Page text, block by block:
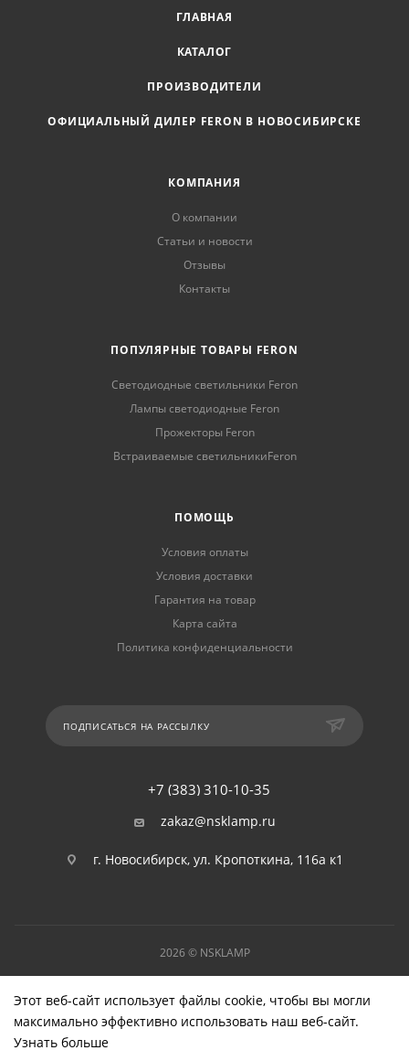
ГЛАВНАЯ
КАТАЛОГ
ПРОИЗВОДИТЕЛИ
ОФИЦИАЛЬНЫЙ ДИЛЕР FERON В НОВОСИБИРСКЕ
КОМПАНИЯ
О компании
Статьи и новости
Отзывы
Контакты
ПОПУЛЯРНЫЕ ТОВАРЫ FERON
Светодиодные светильники Feron
Лампы светодиодные Feron
Прожекторы Feron
Встраиваемые светильникиFeron
ПОМОЩЬ
Условия оплаты
Условия доставки
Гарантия на товар
Карта сайта
Политика конфиденциальности
ПОДПИСАТЬСЯ НА РАССЫЛКУ
+7 (383) 310-10-35
zakaz@nsklamp.ru
г. Новосибирск, ул. Кропоткина, 116а к1
2026 © NSKLAMP
Этот веб-сайт использует файлы cookie, чтобы вы могли
максимально эффективно использовать наш веб-сайт.
Узнать больше